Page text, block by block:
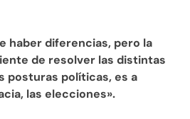
haber diferencias, pero la
de resolver las distintas
posturas políticas, es a
las elecciones».